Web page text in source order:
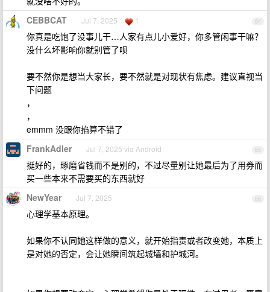
64
CEBBCAT Jul 7, 2025 1
你真是吃饱了没事儿干…人家有点儿小爱好，你多管闲事干嘛？
没什么坏影响你就别管了呗
要不然你是想当大家长，要不然就是对现状有焦虑。建议直视当
下问题
，
，
emmm 没跟你掐算不错了
65
FrankAdler Jul 7, 2025 via Android
挺好的，琢磨省钱而不是别的，不过尽量别让她最后为了用券而
买一些本来不需要买的东西就好
66
NewYear Jul 7, 2025
心理学基本原理。
如果你不认同她这样做的意义，就开始指责或者改变她，本质上
是对她的否定，会让她瞬间筑起城墙和护城河。